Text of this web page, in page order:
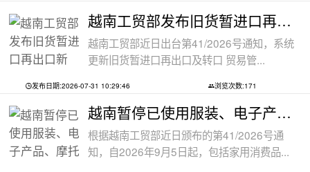
越南工贸部发布旧货暂进口再出口新规：
越南工贸部近日出台第41/2026号通知，系统
更新旧货暂进口再出口及转口 贸易管...
发布日期:2026-07-31 10:29:46 浏览次数:171
越南暂停已使用服装、电子产品、摩托车
根据越南工贸部近日颁布的第41/2026号通
知，自2026年9月5日起，包括家用消费品...